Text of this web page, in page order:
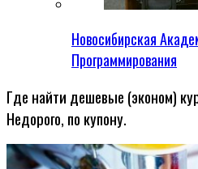
Новосибирская
Программирования
Где найти дешевые (эконом)
Недорого, по купону.